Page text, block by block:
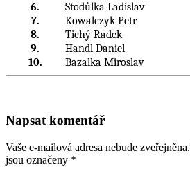
6.
Stodůlka Ladislav
7.
Kowalczyk Petr
8.
Tichý Radek
9.
Handl Daniel
10.
Bazalka Miroslav
Napsat komentář
Vaše e-mailová adresa nebude zveřejněna.
jsou označeny *